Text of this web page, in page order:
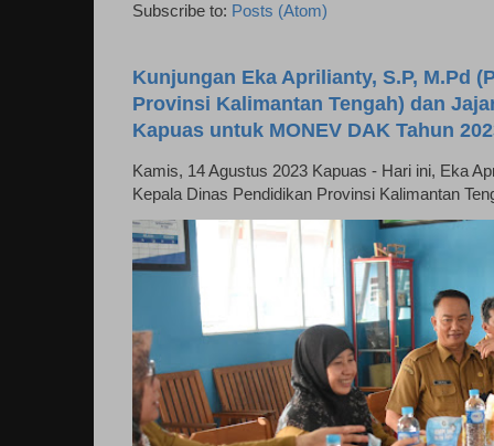
Subscribe to: Posts (Atom)
Kunjungan Eka Aprilianty, S.P, M.Pd
Provinsi Kalimantan Tengah) dan
Kapuas untuk MONEV DAK Tahun
Kamis, 14 Agustus 2023 Kapuas - Hari ini, Eka
Kepala Dinas Pendidikan Provinsi Kalimantan